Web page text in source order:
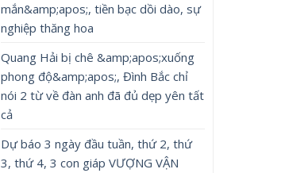
mắn&amp;apos;, tiền bạc dồi dào, sự
nghiệp thăng hoa
Quang Hải bị chê &amp;apos;xuống
phong độ&amp;apos;, Đình Bắc chỉ
nói 2 từ về đàn anh đã đủ dẹp yên tất
cả
Dự báo 3 ngày đầu tuần, thứ 2, thứ
3, thứ 4, 3 con giáp VƯỢNG VẬN